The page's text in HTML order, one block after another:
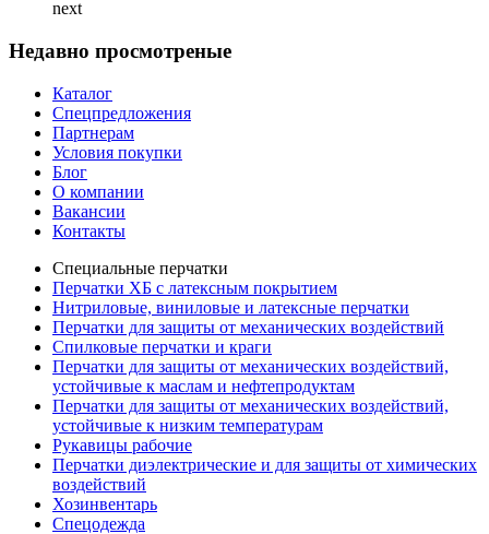
next
Недавно просмотреные
Каталог
Спецпредложения
Партнерам
Условия покупки
Блог
О компании
Вакансии
Контакты
Специальные перчатки
Перчатки ХБ с латексным покрытием
Нитриловые, виниловые и латексные перчатки
Перчатки для защиты от механических воздействий
Cпилковые перчатки и краги
Перчатки для защиты от механических воздействий,
устойчивые к маслам и нефтепродуктам
Перчатки для защиты от механических воздействий,
устойчивые к низким температурам
Рукавицы рабочие
Перчатки диэлектрические и для защиты от химических
воздействий
Хозинвентарь
Спецодежда